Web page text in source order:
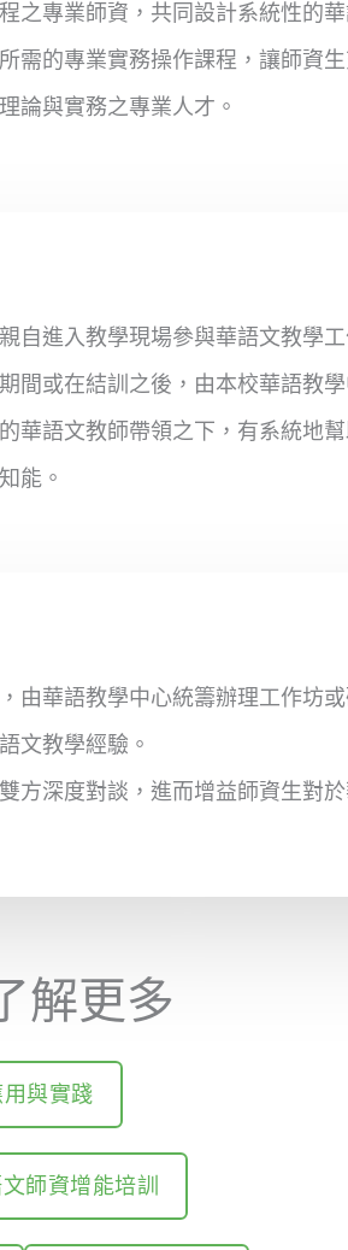
之專業師資，共同設計系統性的華
需的專業實務操作課程，讓師資
論與實務之專業人才。
自進入教學現場參與華語文教學
間或在結訓之後，由本校華語教
華語文教師帶領之下，有系統地
能。
由華語教學中心統籌辦理工作坊
文教學經驗。
方深度對談，進而增益師資生對
解更多
與實踐
師資增能培訓